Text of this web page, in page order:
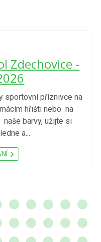
Zdechovice -
sportovní příznivce na
hřišti nebo na
barvy, užijte si
a...